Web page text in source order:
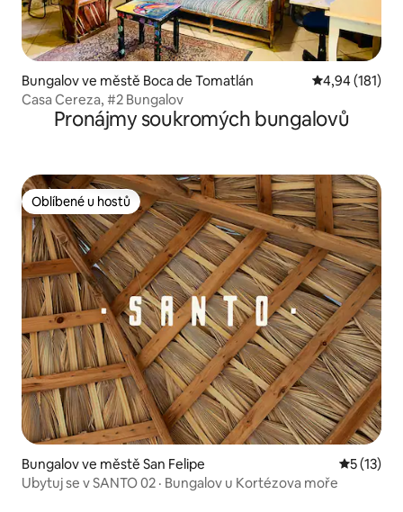
Bungalov ve městě Boca de Tomatlán Průměrné
4,94 (181)
Casa Cereza, #2 Bungalov
Pronájmy soukromých bungalovů
Oblíbené u hostů
Oblíbené u hostů
Bungalov ve městě San Felipe
5 (13)
Ubytuj se v SANTO 02 · Bungalov u Kortézova moře